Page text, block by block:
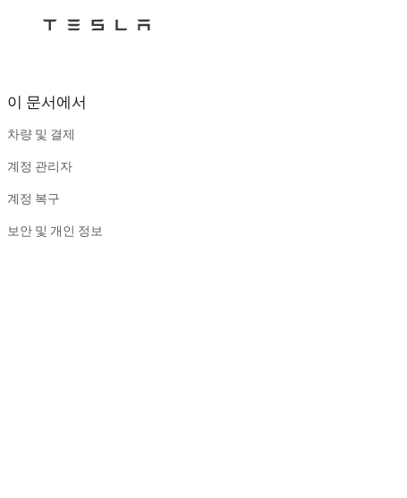
Tesla
이 문서에서
차량 및 결제
계정 관리자
계정 복구
보안 및 개인 정보